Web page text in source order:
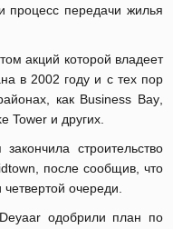
процесс передачи жилья
акций которой владеет
в 2002 году и с тех пор
как Business Bay,
Tower и других.
строительство
, после сообщив, что
четвертой очереди.
Deyaar одобрили план по